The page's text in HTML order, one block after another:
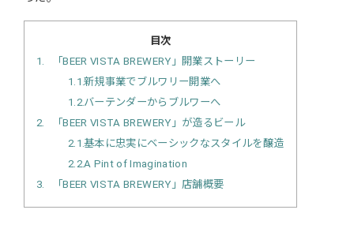
目次
1
「BEER VISTA BREWERY」開業ストーリー
1.1 新規事業でブルワリー開業へ
1.2バーテンダーからブルワーへ
2
「BEER VISTA BREWERY」が造るビール
2.1 基本に忠実にベーシックなスタイルを醸造
2.2A Pint of Imagination
3
「BEER VISTA BREWERY」店舗概要